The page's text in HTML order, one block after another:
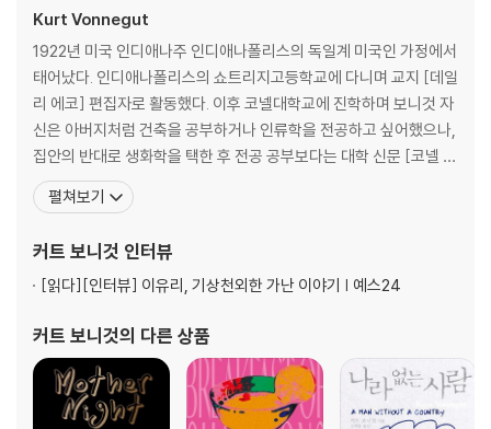
Kurt Vonnegut
1922년 미국 인디애나주 인디애나폴리스의 독일계 미국인 가정에서
태어났다. 인디애나폴리스의 쇼트리지고등학교에 다니며 교지 [데일
리 에코] 편집자로 활동했다. 이후 코넬대학교에 진학하며 보니것 자
신은 아버지처럼 건축을 공부하거나 인류학을 전공하고 싶어했으나,
집안의 반대로 생화학을 택한 후 전공 공부보다는 대학 신문 [코넬 데
일리 선]에서 일하며 글을 쓰는 데 더 열중했다. 제2차세계대전이 발
발했고, 좋지 않은 성적과 평화주의를 옹호하는 신문 기고로 인해 징
지에 이를 즈음 유럽으로 보내졌고, 전선에서 낙오
펼쳐보기
커트 보니것 인터뷰
[읽다][인터뷰] 이유리, 기상천외한 가난 이야기 | 예스24
커트 보니것의 다른 상품